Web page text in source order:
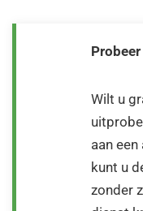
Wilt u
aan
kunt u
zonder